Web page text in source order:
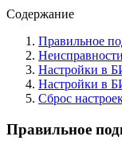
Содержание
Правильное
Настройки в
Настройки в
Сброс
Правильное